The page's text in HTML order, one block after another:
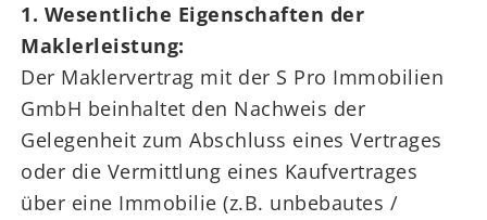
1. Wesentliche Eigenschaften der
Maklerleistung:
Der Maklervertrag mit der S Pro Immobilien
GmbH beinhaltet den Nachweis der
Gelegenheit zum Abschluss eines Vertrages
oder die Vermittlung eines Kaufvertrages
über eine Immobilie (z.B. unbebautes /